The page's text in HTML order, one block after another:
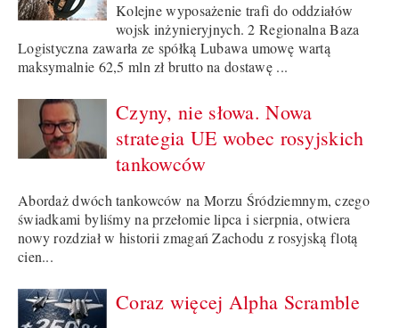
Kolejne wyposażenie trafi do oddziałów
wojsk inżynieryjnych. 2 Regionalna Baza
Logistyczna zawarła ze spółką Lubawa umowę wartą
maksymalnie 62,5 mln zł brutto na dostawę ...
Czyny, nie słowa. Nowa
strategia UE wobec rosyjskich
tankowców
Abordaż dwóch tankowców na Morzu Śródziemnym, czego
świadkami byliśmy na przełomie lipca i sierpnia, otwiera
nowy rozdział w historii zmagań Zachodu z rosyjską flotą
cien...
Coraz więcej Alpha Scramble